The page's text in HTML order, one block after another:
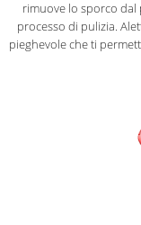
rimuove lo sporco
processo di pulizia.
pieghevole che ti